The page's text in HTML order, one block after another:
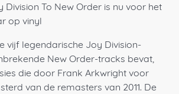
Division To New Order is nu voor het
op vinyl
vijf legendarische Joy Division-
New Order-tracks bevat,
die door Frank Arkwright voor
van de remasters van 2011. De